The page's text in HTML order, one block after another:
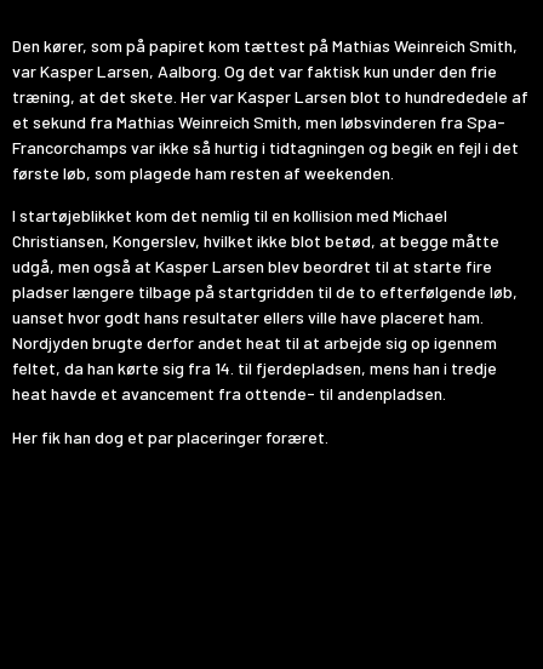
Den kører, som på papiret kom tættest på Mathias Weinreich Smith,
var Kasper Larsen, Aalborg. Og det var faktisk kun under den frie
træning, at det skete. Her var Kasper Larsen blot to hundrededele af
et sekund fra Mathias Weinreich Smith, men løbsvinderen fra Spa-
Francorchamps var ikke så hurtig i tidtagningen og begik en fejl i det
første løb, som plagede ham resten af weekenden.
I startøjeblikket kom det nemlig til en kollision med Michael
Christiansen, Kongerslev, hvilket ikke blot betød, at begge måtte
udgå, men også at Kasper Larsen blev beordret til at starte fire
pladser længere tilbage på startgridden til de to efterfølgende løb,
uanset hvor godt hans resultater ellers ville have placeret ham.
Nordjyden brugte derfor andet heat til at arbejde sig op igennem
feltet, da han kørte sig fra 14. til fjerdepladsen, mens han i tredje
heat havde et avancement fra ottende- til andenpladsen.
Her fik han dog et par placeringer foræret.